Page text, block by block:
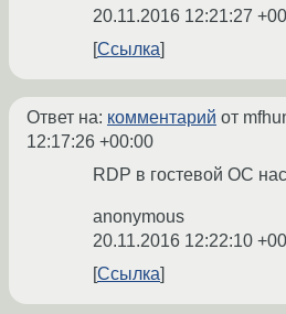
20.11.2016 12:21:27
Ссылка
Ответ на: комментарий от
12:17:26 +00:00
RDP в гостевой ОС
anonymous
20.11.2016 12:22:10
Ссылка